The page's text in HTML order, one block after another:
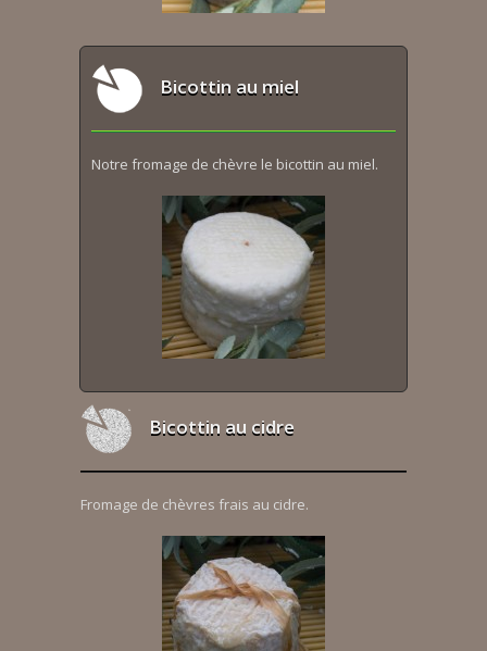
Bicottin au miel
Notre fromage de chèvre le bicottin au miel.
Bicottin au cidre
Fromage de chèvres frais au cidre.